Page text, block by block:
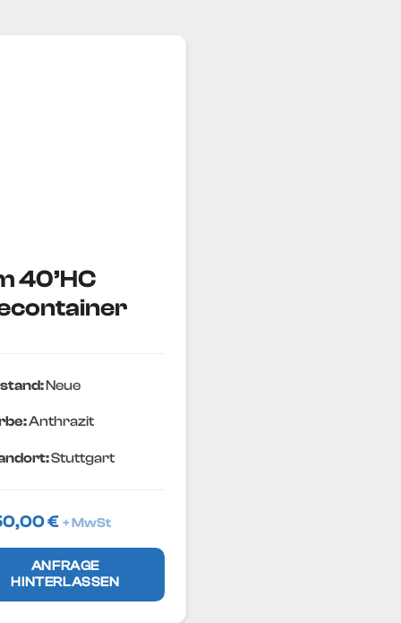
40’HC
Neue
Anthrazit
Stuttgart
€ + MwSt
ANFRAGE
HINTERLASSEN